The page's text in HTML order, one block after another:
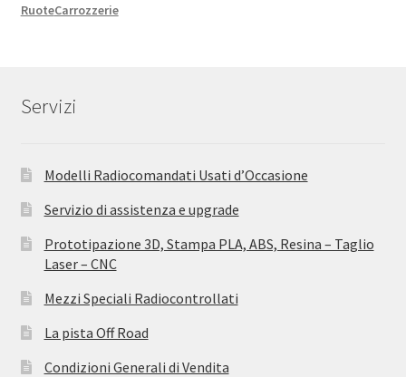
RuoteCarrozzerie
Servizi
Modelli Radiocomandati Usati d’Occasione
Servizio di assistenza e upgrade
Prototipazione 3D, Stampa PLA, ABS, Resina – Taglio
Laser – CNC
Mezzi Speciali Radiocontrollati
La pista Off Road
Condizioni Generali di Vendita